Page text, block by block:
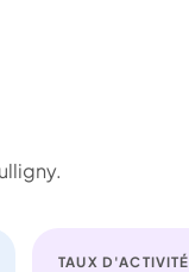
TAUX D'ACTIVITÉ